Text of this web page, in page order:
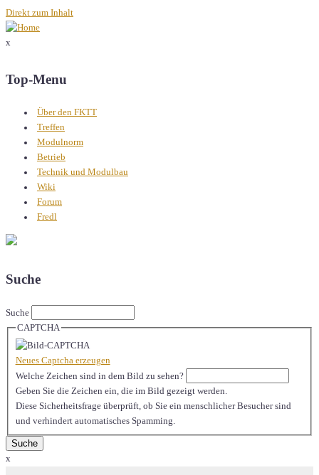
Direkt zum Inhalt
x
Top-Menu
Über den FKTT
Treffen
Modulnorm
Betrieb
Technik und Modulbau
Wiki
Forum
Fredl
Suche
Suche
CAPTCHA
Neues Captcha erzeugen
Welche Zeichen sind in dem Bild zu sehen?
Geben Sie die Zeichen ein, die im Bild gezeigt werden.
Diese Sicherheitsfrage überprüft, ob Sie ein menschlicher Besucher sind
und verhindert automatisches Spamming.
x